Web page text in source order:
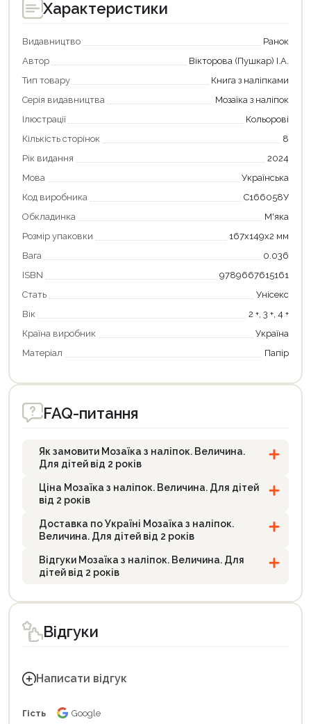
Характеристики
Видавництво
Ранок
Автор
Вікторова (Пушкар) І.А.
Тип товару
Книга з наліпками
Серія видавництва
Мозаїка з наліпок
Ілюстрації
Кольорові
Кількість сторінок
8
Рік видання
2024
Мова
Українська
Код виробника
С166058У
Обкладинка
М'яка
Розмір упаковки
167х149х2 мм
Вага
0.036
ISBN
9789667615161
Стать
Унісекс
Вік
2 +, 3 +, 4 +
Країна виробник
Україна
Матеріал
Папір
FAQ-питання
Як замовити Мозаїка з наліпок. Величина.
Для дітей від 2 років
Ціна Мозаїка з наліпок. Величина. Для дітей
від 2 років
Доставка по Україні Мозаїка з наліпок.
Величина. Для дітей від 2 років
Відгуки Мозаїка з наліпок. Величина. Для
дітей від 2 років
Відгуки
Написати відгук
Гість Google
Продовжити покупки